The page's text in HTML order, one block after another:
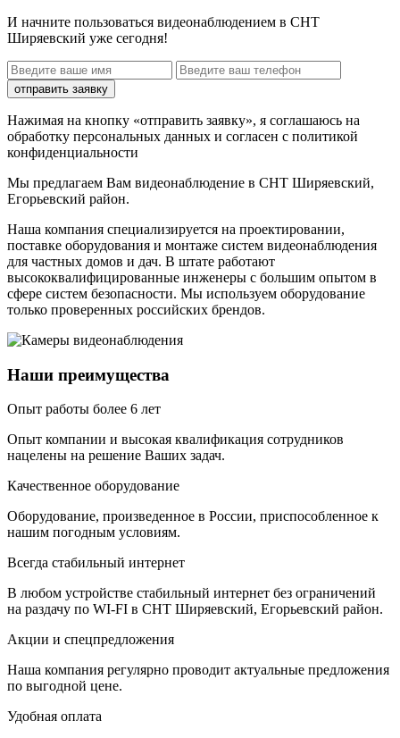
И начните пользоваться видеонаблюдением в СНТ
Ширяевский уже сегодня!
отправить заявку
Нажимая на кнопку «отправить заявку», я соглашаюсь на
обработку персональных данных и согласен с политикой
конфиденциальности
Мы предлагаем Вам видеонаблюдение в СНТ Ширяевский,
Егорьевский район.
Наша компания специализируется на проектировании,
поставке оборудования и монтаже систем видеонаблюдения
для частных домов и дач. В штате работают
высококвалифицированные инженеры с большим опытом в
сфере систем безопасности. Мы используем оборудование
только проверенных российских брендов.
Наши преимущества
Опыт работы более 6 лет
Опыт компании и высокая квалификация сотрудников
нацелены на решение Ваших задач.
Качественное оборудование
Оборудование, произведенное в России, приспособленное к
нашим погодным условиям.
Всегда стабильный интернет
В любом устройстве стабильный интернет без ограничений
на раздачу по WI-FI в СНТ Ширяевский, Егорьевский район.
Акции и спецпредложения
Наша компания регулярно проводит актуальные предложения
по выгодной цене.
Удобная оплата